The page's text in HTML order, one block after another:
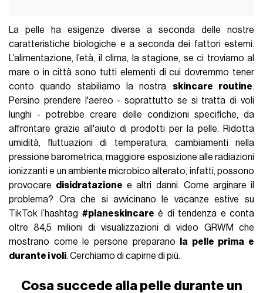
La pelle ha esigenze diverse a seconda delle nostre
caratteristiche biologiche e a seconda dei fattori esterni.
L’alimentazione, l’età, il clima, la stagione, se ci troviamo al
mare o in città sono tutti elementi di cui dovremmo tener
conto quando stabiliamo la nostra skincare routine.
Persino prendere l'aereo - soprattutto se si tratta di voli
lunghi - potrebbe creare delle condizioni specifiche, da
affrontare grazie all'aiuto di prodotti per la pelle. Ridotta
umidità, fluttuazioni di temperatura, cambiamenti nella
pressione barometrica, maggiore esposizione alle radiazioni
ionizzanti e un ambiente microbico alterato, infatti, possono
provocare disidratazione e altri danni. Come arginare il
problema? Ora che si avvicinano le vacanze estive su
TikTok l’hashtag #planeskincare è di tendenza e conta
oltre 84,5 milioni di visualizzazioni di video GRWM che
mostrano come le persone preparano
la pelle prima e
durante i voli. Cerchiamo di capirne di più.
Cosa succede alla pelle durante un